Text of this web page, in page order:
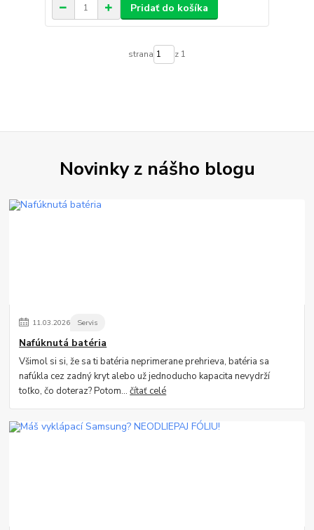
Pridať do košíka
strana z 1
Novinky z nášho blogu
11.03.2026 Servis
Nafúknutá batéria
Všimol si si, že sa ti batéria neprimerane prehrieva, batéria sa
nafúkla cez zadný kryt alebo už jednoducho kapacita nevydrží
toľko, čo doteraz? Potom...čítať celé